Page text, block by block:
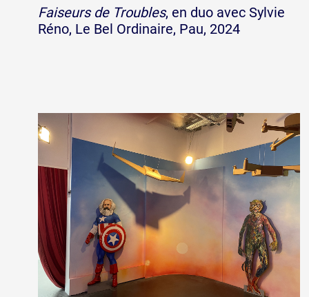
Faiseurs de Troubles, en duo avec Sylvie
Réno, Le Bel Ordinaire, Pau, 2024